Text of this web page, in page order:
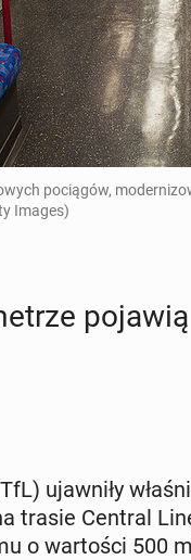
pociągów,
Images)
ujaw­ni­ły
trasie Central
o war­to­ści 500